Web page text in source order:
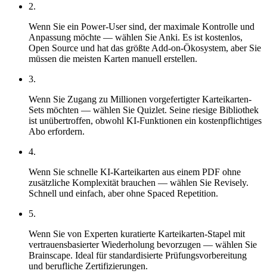
2.
Wenn Sie ein Power-User sind, der maximale Kontrolle und
Anpassung möchte — wählen Sie Anki. Es ist kostenlos,
Open Source und hat das größte Add-on-Ökosystem, aber Sie
müssen die meisten Karten manuell erstellen.
3.
Wenn Sie Zugang zu Millionen vorgefertigter Karteikarten-
Sets möchten — wählen Sie Quizlet. Seine riesige Bibliothek
ist unübertroffen, obwohl KI-Funktionen ein kostenpflichtiges
Abo erfordern.
4.
Wenn Sie schnelle KI-Karteikarten aus einem PDF ohne
zusätzliche Komplexität brauchen — wählen Sie Revisely.
Schnell und einfach, aber ohne Spaced Repetition.
5.
Wenn Sie von Experten kuratierte Karteikarten-Stapel mit
vertrauensbasierter Wiederholung bevorzugen — wählen Sie
Brainscape. Ideal für standardisierte Prüfungsvorbereitung
und berufliche Zertifizierungen.